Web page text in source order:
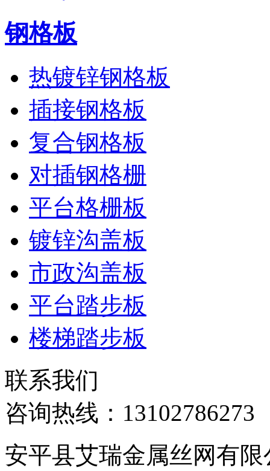
钢格板
热镀锌钢格板
插接钢格板
复合钢格板
对插钢格栅
平台格栅板
镀锌沟盖板
市政沟盖板
平台踏步板
楼梯踏步板
联系我们
咨询热线： 13102786273
安平县艾瑞金属丝网有限